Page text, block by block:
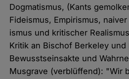
Dogmatismus, (Kants
Fideismus, Empirismus,
ismus und kritischer
Kritik an Bischof Berkeley und
Bewusstseinsakte und
Musgrave (verblüffend): "Wir